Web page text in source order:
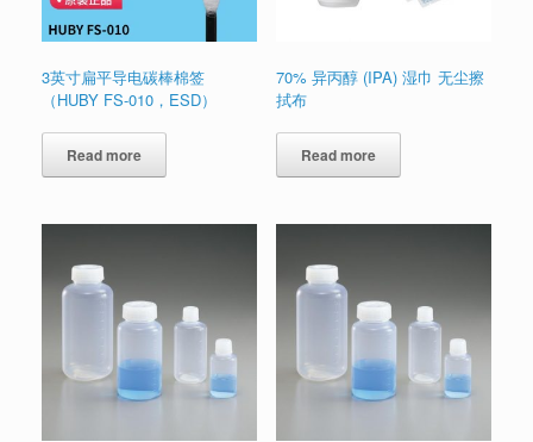
3英寸扁平导电碳棒棉签
（HUBY FS-010，ESD）
Read more
70% 异丙醇 (IPA) 湿巾 无尘擦
拭布
Read more